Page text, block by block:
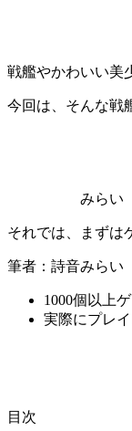
戦艦やかわいい美
今回は、そんな戦
みらい
それでは、まずは
筆者：詩音みらい
1000個以上
実際にプレ
目次